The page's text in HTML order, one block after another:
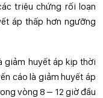
triệu chứng rối loạn
áp thấp hơn ngưỡng
giảm huyết áp kịp thời
cáo là giảm huyết áp
vòng 8 – 12 giờ đầu